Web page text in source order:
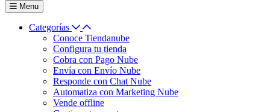
Menu
Categorías
Conoce Tiendanube
Configura tu tienda
Cobra con Pago Nube
Envía con Envío Nube
Responde con Chat Nube
Automatiza con Marketing Nube
Vende offline